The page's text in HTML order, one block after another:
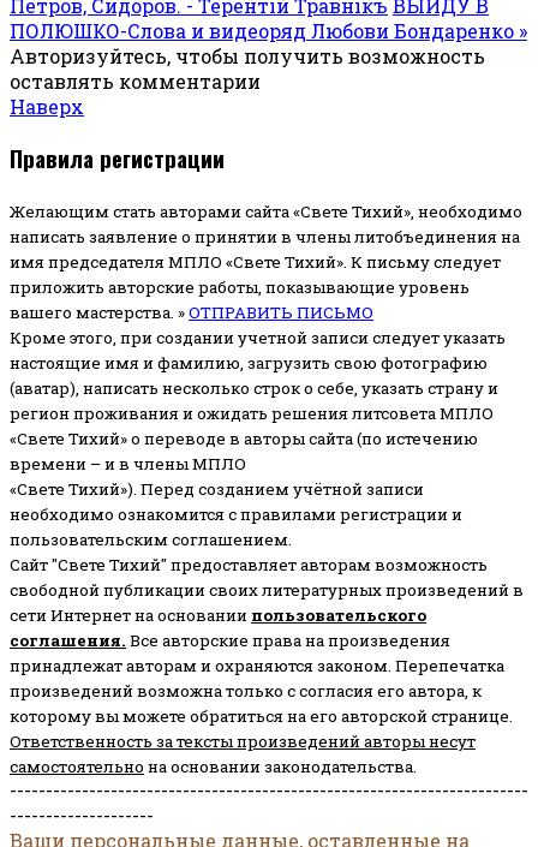
Петров, Сидоров. - Терентiй Травнiкъ ВЫЙДУ В
ПОЛЮШКО-Слова и видеоряд Любови Бондаренко »
Авторизуйтесь, чтобы получить возможность
оставлять комментарии
Наверх
Правила регистрации
Желающим стать авторами сайта «Свете Тихий», необходимо
написать заявление о принятии в члены литобъединения на
имя председателя МПЛО «Свете Тихий». К письму следует
приложить авторские работы, показывающие уровень
вашего мастерства. »ОТПРАВИТЬ ПИСЬМО
Кроме этого, при создании учетной записи следует указать
настоящие имя и фамилию, загрузить свою фотографию
(аватар), написать несколько строк о себе, указать страну и
регион проживания и ожидать решения литсовета МПЛО
«Свете Тихий» о переводе в авторы сайта (по истечению
времени – и в члены МПЛО
«Свете Тихий»). Перед созданием учётной записи
необходимо ознакомится с правилами регистрации и
пользовательским соглашением.
Сайт "Свете Тихий" предоставляет авторам возможность
свободной публикации своих литературных произведений в
сети Интернет на основании пользовательского
соглашения. Все авторские права на произведения
принадлежат авторам и охраняются законом. Перепечатка
произведений возможна только с согласия его автора, к
которому вы можете обратиться на его авторской странице.
Ответственность за тексты произведений авторы несут
самостоятельно на основании законодательства.
------------------------------------------------------------------------
--------------------
Ваши персональные данные, оставленные на